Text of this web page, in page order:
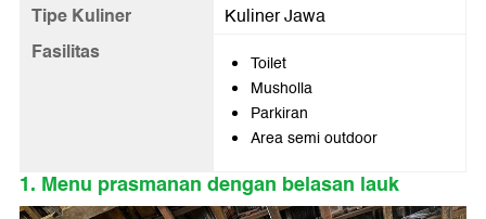
Tipe Kuliner Kuliner Jawa
Fasilitas
Toilet
Musholla
Parkiran
Area semi outdoor
1. Menu prasmanan dengan belasan lauk